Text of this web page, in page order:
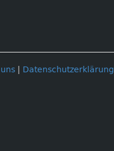
Datenschutzerklärung